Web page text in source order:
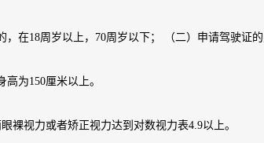
在18周岁以上，70周岁以下； （二）申请驾驶证
为150厘米以上。
裸视力或者矫正视力达到对数视力表4.9以上。